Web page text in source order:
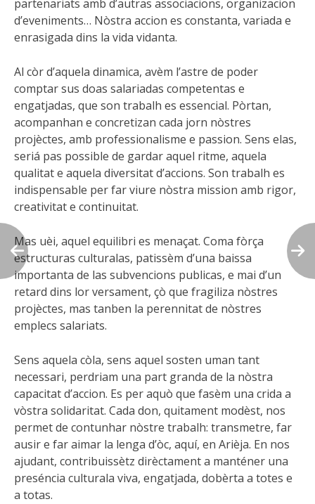
partenariats amb d’autras associacions, organizacion
d’eveniments… Nòstra accion es constanta, variada e
enrasigada dins la vida vidanta.
Al còr d’aquela dinamica, avèm l’astre de poder
comptar sus doas salariadas competentas e
engatjadas, que son trabalh es essencial. Pòrtan,
acompanhan e concretizan cada jorn nòstres
projèctes, amb professionalisme e passion. Sens elas,
seriá pas possible de gardar aquel ritme, aquela
qualitat e aquela diversitat d’accions. Son trabalh es
indispensable per far viure nòstra mission amb rigor,
creativitat e continuitat.
Mas uèi, aquel equilibri es menaçat. Coma fòrça
estructuras culturalas, patissèm d’una baissa
importanta de las subvencions publicas, e mai d’un
retard dins lor versament, çò que fragiliza nòstres
projèctes, mas tanben la perennitat de nòstres
emplecs salariats.
Sens aquela còla, sens aquel sosten uman tant
necessari, perdriam una part granda de la nòstra
capacitat d’accion. Es per aquò que fasèm una crida a
vòstra solidaritat. Cada don, quitament modèst, nos
permet de contunhar nòstre trabalh: transmetre, far
ausir e far aimar la lenga d’òc, aquí, en Arièja. En nos
ajudant, contribuissètz dirèctament a manténer una
preséncia culturala viva, engatjada, dobèrta a totes e
a totas.